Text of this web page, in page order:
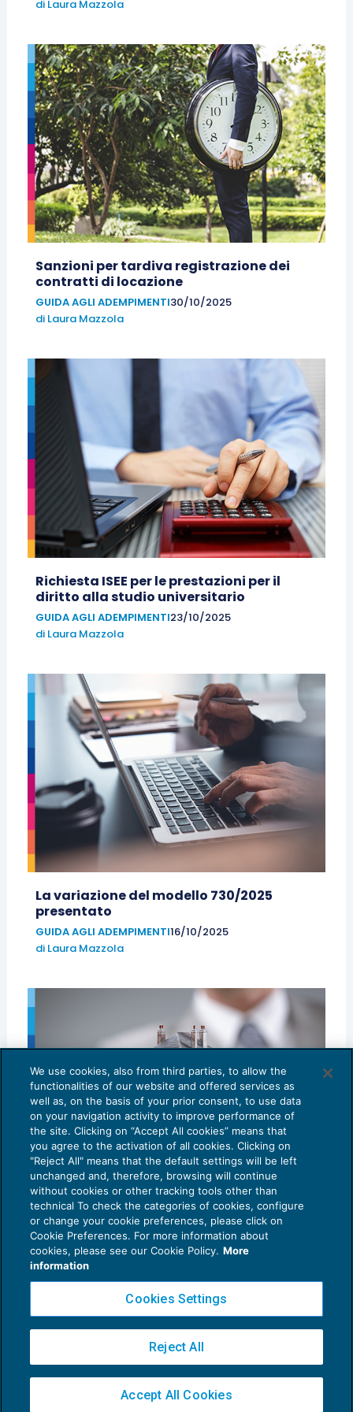
di Laura Mazzola
Sanzioni per tardiva registrazione dei
contratti di locazione
GUIDA AGLI ADEMPIMENTI30/10/2025
di Laura Mazzola
Richiesta ISEE per le prestazioni per il
diritto alla studio universitario
GUIDA AGLI ADEMPIMENTI23/10/2025
di Laura Mazzola
La variazione del modello 730/2025
presentato
GUIDA AGLI ADEMPIMENTI16/10/2025
di Laura Mazzola
La costituzione del diritto di usufrutto
non “spezza” il nesso tra contribuente e
immobile
GUIDA AGLI ADEMPIMENTI
diLaura Mazzola
We use cookies, also from third parties, to allow the
functionalities of our website and offered services as
well as, on the basis of your prior consent, to use data
on your navigation activity to improve performance of
the site. Clicking on “Accept All cookies” means that
you agree to the activation of all cookies. Clicking on
"Reject All" means that the default settings will be left
unchanged and, therefore, browsing will continue
without cookies or other tracking tools other than
technical To check the categories of cookies, configure
or change your cookie preferences, please click on
Cookie Preferences. For more information about
cookies, please see our Cookie Policy. More
information
Cookies Settings
Reject All
Accept All Cookies